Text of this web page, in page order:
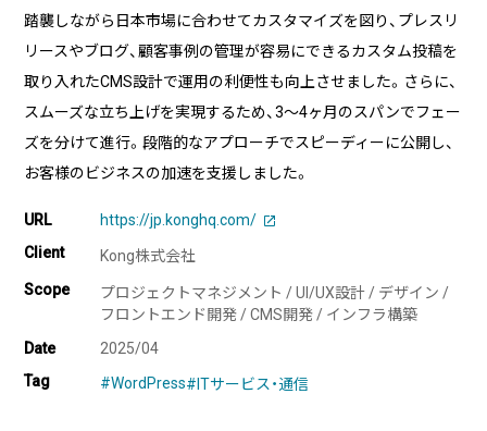
PICK UP
企業様に合わせたCMS Platformを提供することでビジネスを加
BLOG
踏襲しながら日本市場に合わせてカスタマイズを図り、プレスリ
リースやブログ、顧客事例の管理が容易にできるカスタム投稿を
取り入れたCMS設計で運用の利便性も向上させました。さらに、
スムーズな立ち上げを実現するため、3〜4ヶ月のスパンでフェー
ズを分けて進行。段階的なアプローチでスピーディーに公開し、
お客様のビジネスの加速を支援しました。
URL
https://jp.konghq.com/
Client
Kong株式会社
Scope
プロジェクトマネジメント / UI/UX設計 / デザイン /
フロントエンド開発 / CMS開発 / インフラ構築
Date
2025/04
Tag
#WordPress#ITサービス・通信